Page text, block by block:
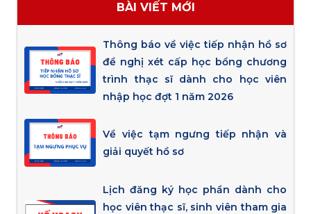
BÀI VIẾT MỚI
Thông báo về việc tiếp nhận hồ sơ
đề nghị xét cấp học bổng chương
trình thạc sĩ dành cho học viên
nhập học đợt 1 năm 2026
Về việc tạm ngưng tiếp nhận và
giải quyết hồ sơ
Lịch đăng ký học phần dành cho
học viên thạc sĩ, sinh viên tham gia